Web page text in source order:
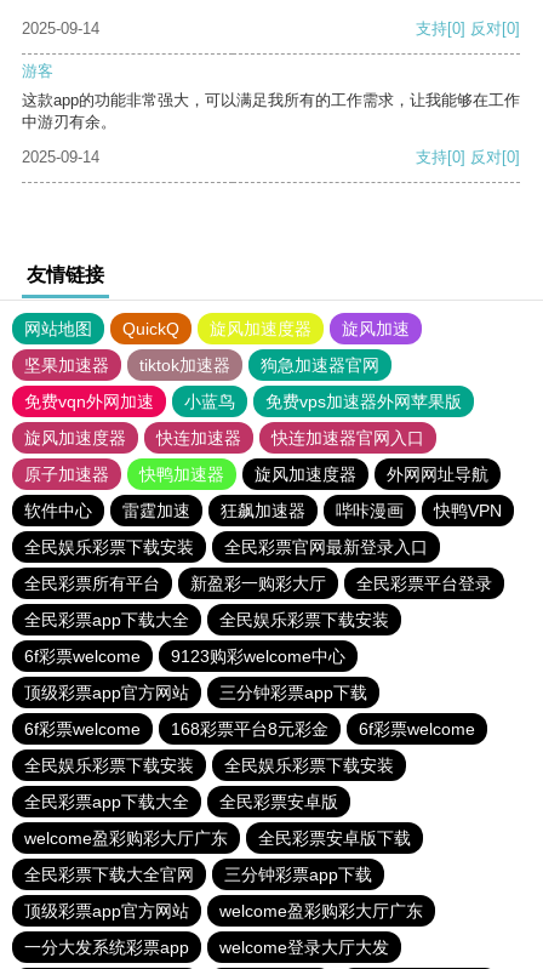
2025-09-14 支持[0] 反对[0]
游客
这款app的功能非常强大，可以满足我所有的工作需求，让我能够在工作
中游刃有余。
2025-09-14
支持[0] 反对[0]
友情链接
网站地图 QuickQ 旋风加速度器
旋风加速
坚果加速器
tiktok加速器
狗急加速器官网
免费vqn外网加速
小蓝鸟
免费vps加速器外网苹果版
旋风加速度器
快连加速器
快连加速器官网入口
原子加速器
快鸭加速器 旋风加速度器
外网网址导航
软件中心
雷霆加速 狂飙加速器 哔咔漫画
快鸭VPN
全民娱乐彩票下载安装
全民彩票官网最新登录入口
全民彩票所有平台
新盈彩一购彩大厅
全民彩票平台登录
全民彩票app下载大全
全民娱乐彩票下载安装
6f彩票welcome
9123购彩welcome中心
顶级彩票app官方网站
三分钟彩票app下载
6f彩票welcome
168彩票平台8元彩金
6f彩票welcome
全民娱乐彩票下载安装
全民娱乐彩票下载安装
全民彩票app下载大全
全民彩票安卓版
welcome盈彩购彩大厅广东
全民彩票安卓版下载
全民彩票下载大全官网
三分钟彩票app下载
顶级彩票app官方网站
welcome盈彩购彩大厅广东
一分大发系统彩票app
welcome登录大厅大发